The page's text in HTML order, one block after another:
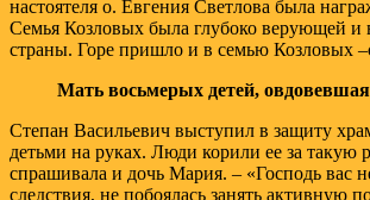
настоятеля о. Евгения Светлова была
Семья Козловых была глубоко верующей и
страны. Горе пришло и в семью Козловых
Мать восьмерых детей,
Степан Васильевич выступил в защиту
детьми на руках. Люди корили ее за такую
спрашивала и дочь Мария. – «Господь вас
следствия, не побоялась занять